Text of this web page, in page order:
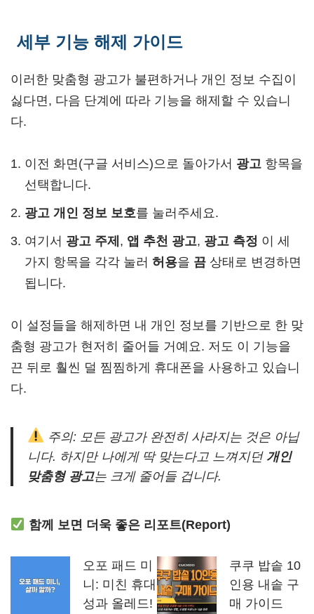
세부 기능 해제 가이드
이러한 맞춤형 광고가 불편하거나 개인 정보 수집이
싫다면, 다음 단계에 따라 기능을 해제할 수 있습니
다.
이전 화면(구글 서비스)으로 돌아가서 광고 항목을
선택합니다.
광고 개인 정보 보호를 눌러주세요.
여기서 광고 주제 , 앱 추천 광고, 광고 측정 이 세
가지 항목을 각각 눌러 허용을 끔 상태로 변경하면
됩니다.
이 설정들을 해제하면 내 개인 정보를 기반으로 한 맞
춤형 광고가 현저히 줄어들 거예요. 저도 이 기능을
끈 뒤로 훨씬 덜 찜찜하게 휴대폰을 사용하고 있습니
다.
주의: 모든 광고가 완전히 사라지는 것은 아닙
니다. 하지만 나에게 딱 맞는다고 느껴지던 개인
맞춤형 광고는 크게 줄어들 겁니다.
함께 보면 더욱 좋은 리포트(Report)
오포 패드 미
니: 미친 휴대
성과 올레드!
쿠쿠 밥솥 10
인용 내솥 구
매 가이드